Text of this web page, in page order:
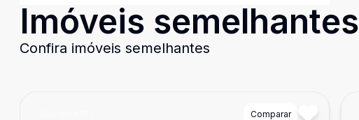
Imóveis semelhantes
Confira imóveis semelhantes
Comparar